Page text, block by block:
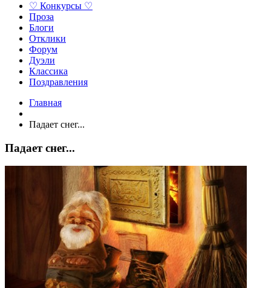
♡ Конкурсы ♡
Проза
Блоги
Отклики
Форум
Дуэли
Классика
Поздравления
Главная
Падает снег...
Падает снег...